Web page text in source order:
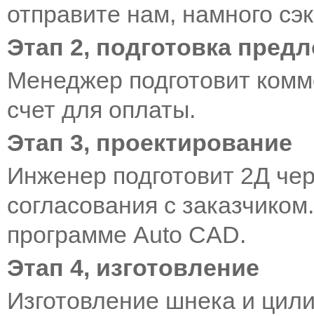
отправите нам, намного
Этап 2, подготовка
Менеджер подготовит
счет для оплаты.
Этап 3, проектирование
Инженер подготовит 2Д
согласования с
программе Auto CAD.
Этап 4, изготовление
Изготовление шнека и